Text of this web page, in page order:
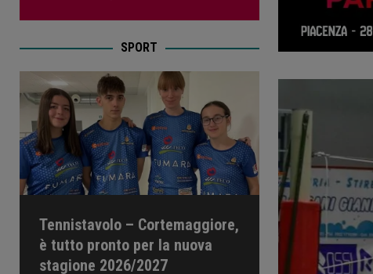
SPORT
Tennistavolo – Cortemaggiore,
è tutto pronto per la nuova
stagione 2026/2027